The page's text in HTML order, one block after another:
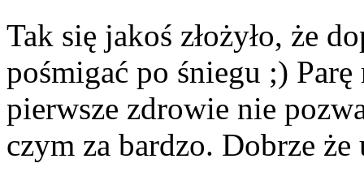
Tak się jakoś złożyło, że
pośmigać po śniegu ;)
pierwsze zdrowie nie
czym za bardzo. Dobrze